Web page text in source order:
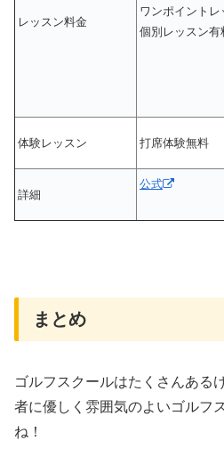
レッスン料金
ワンポイント
個別レッスン有
体験レッスン 打席体験無料
詳細
公式
まとめ
ゴルフスクールはたくさんある
者に優しく雰囲気のよいゴルフ
ね！